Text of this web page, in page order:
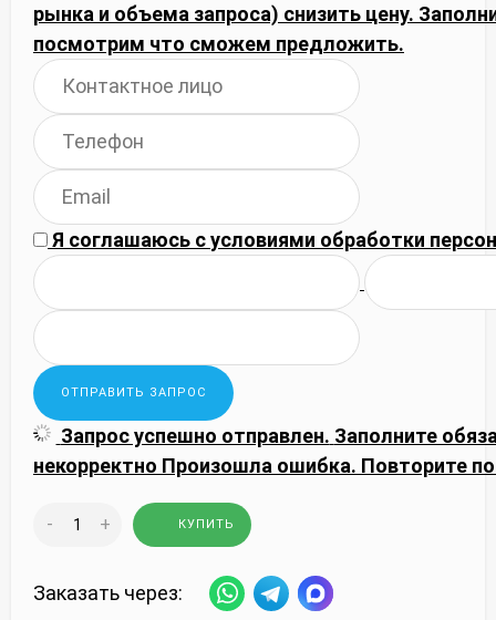
рынка и объема запроса) снизить цену.
посмотрим что сможем предложить.
Я соглашаюсь сусловиями обработки
Запрос успешно отправлен. Заполните
некорректно Произошла ошибка. Повторите
- + КУПИТЬ
Заказать через: